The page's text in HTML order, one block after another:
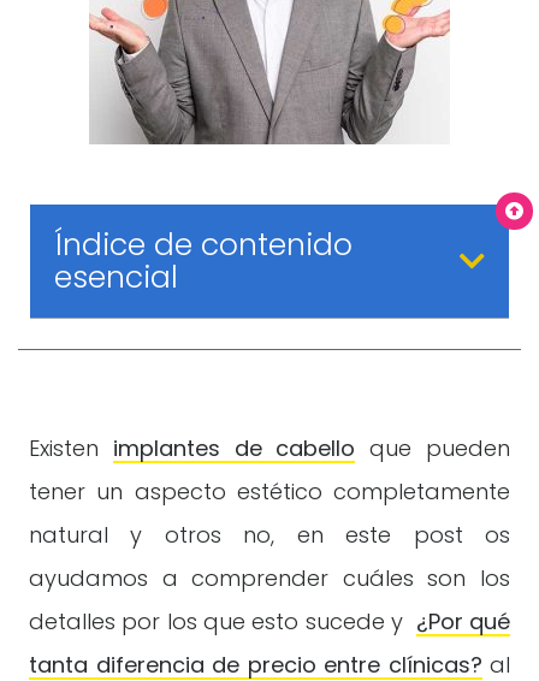
Índice de contenido
esencial
Existen implantes de cabello que pueden
tener un aspecto estético completamente
natural y otros no, en este post os
ayudamos a comprender cuáles son los
detalles por los que esto sucede y ¿Por qué
tanta diferencia de precio entre clínicas? al